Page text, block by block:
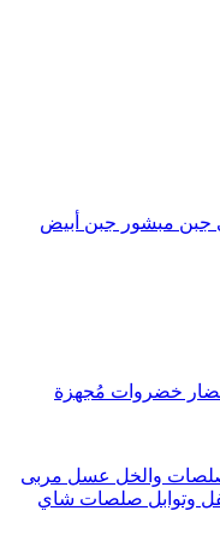
جبن مبشور جبن أبيض
خضروات مُجهزة
والخل عسل مربى
وتوابل صلصات شاي